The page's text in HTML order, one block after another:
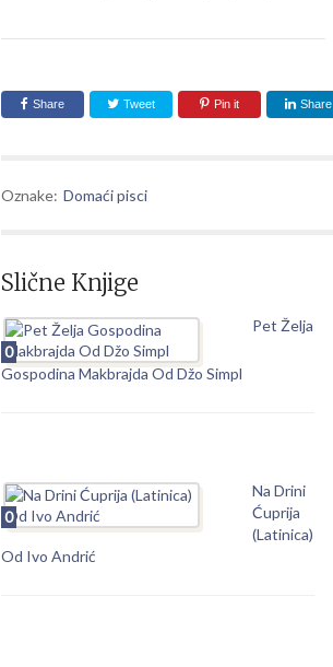
Share Tweet Pin it Share
Oznake: Domaći pisci
Slične Knjige
0
Pet Želja
Gospodina Makbrajda Od Džo Simpl
0
Na Drini
Ćuprija
(Latinica)
Od Ivo Andrić